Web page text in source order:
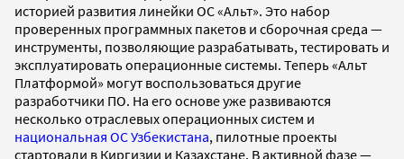
историей развития линейки ОС «Альт». Это набор
проверенных программных пакетов и сборочная среда —
инструменты, позволяющие разрабатывать, тестировать и
эксплуатировать операционные системы. Теперь «Альт
Платформой» могут воспользоваться другие
разработчики ПО. На его основе уже развиваются
несколько отраслевых операционных систем и
национальная ОС Узбекистана, пилотные проекты
стартовали в Киргизии и Казахстане. В активной фазе —